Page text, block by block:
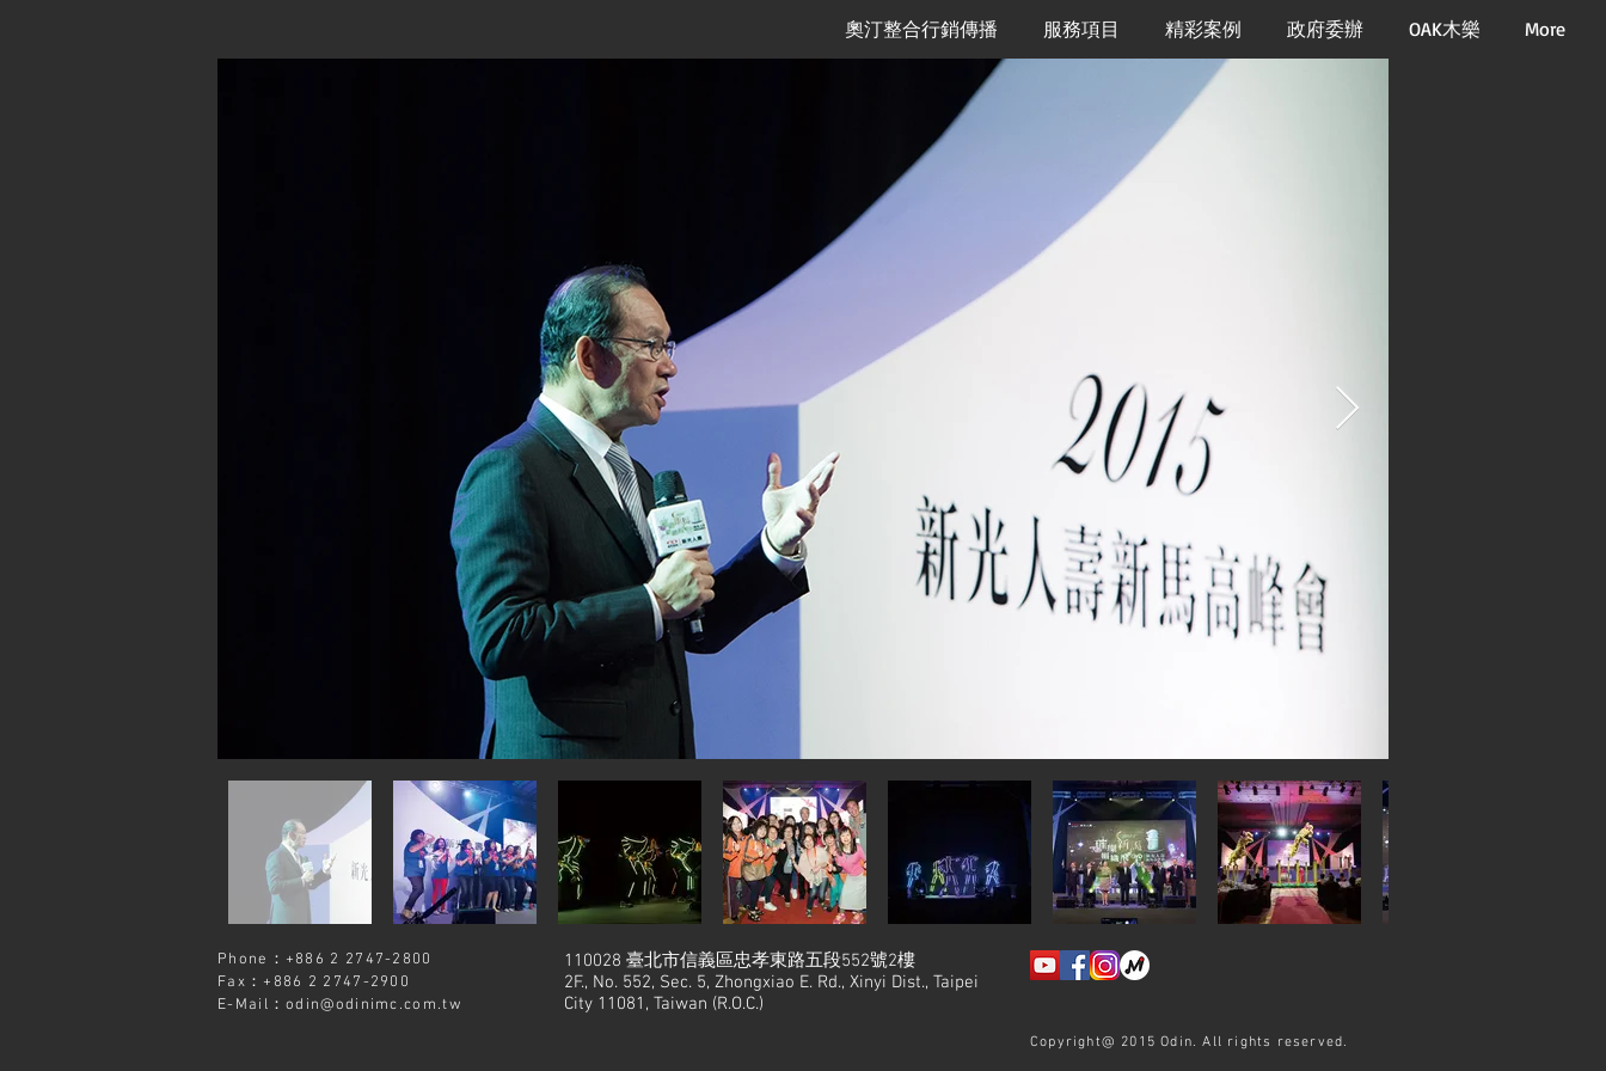
奧汀整合行銷傳播 服務項目 精彩案例 政府委辦 OAK木樂 More
Phone：+886 2 2747-2800
Fax：+886 2 2747-2900
E-Mail：odin@odinimc.com.tw
110028 臺北市信義區忠孝東路五段552號2樓
2F., No. 552, Sec. 5, Zhongxiao E. Rd., Xinyi Dist., Taipei
City 11081, Taiwan (R.O.C.)
Copyright@ 2015 Odin. All rights reserved.